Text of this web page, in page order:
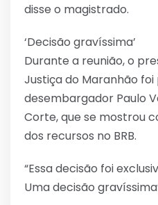
disse o magistrado.
‘Decisão gravíssima’
Durante a reunião, o
Justiça do Maranhão
desembargador Paulo
Corte, que se mostrou
dos recursos no BRB.
“Essa decisão foi
Uma decisão